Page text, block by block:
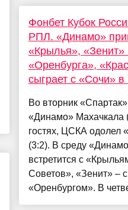
Фонбет Кубок
РПЛ. «Динамо»
«Крылья», «Зенит»
«Оренбурга»,
сыграет с «Сочи» в
Во вторник
«Динамо» Махачкала
гостях, ЦСКА одолел
(3:2). В среду
встретится с
Советов», «Зенит» – с
«Оренбургом». В